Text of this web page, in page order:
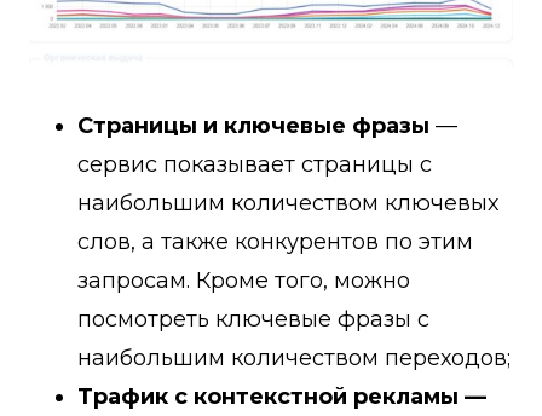
Страницы и ключевые фразы —
сервис показывает страницы с
наибольшим количеством ключевых
слов, а также конкурентов по этим
запросам. Кроме того, можно
посмотреть ключевые фразы с
наибольшим количеством переходов;
Трафик с контекстной рекламы —